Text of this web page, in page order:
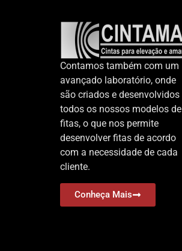
Contamos também com um
avançado laboratório, onde
são criados e desenvolvidos
todos os nossos modelos de
fitas, o que nos permite
desenvolver fitas de acordo
com a necessidade de cada
cliente.
Conheça Mais